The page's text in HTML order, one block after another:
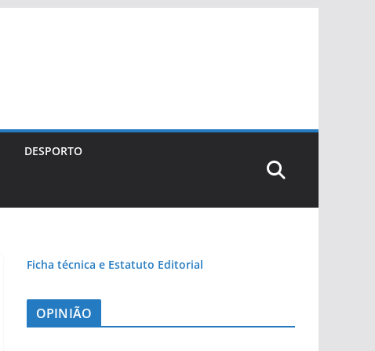
DESPORTO
Ficha técnica e Estatuto Editorial
OPINIÃO